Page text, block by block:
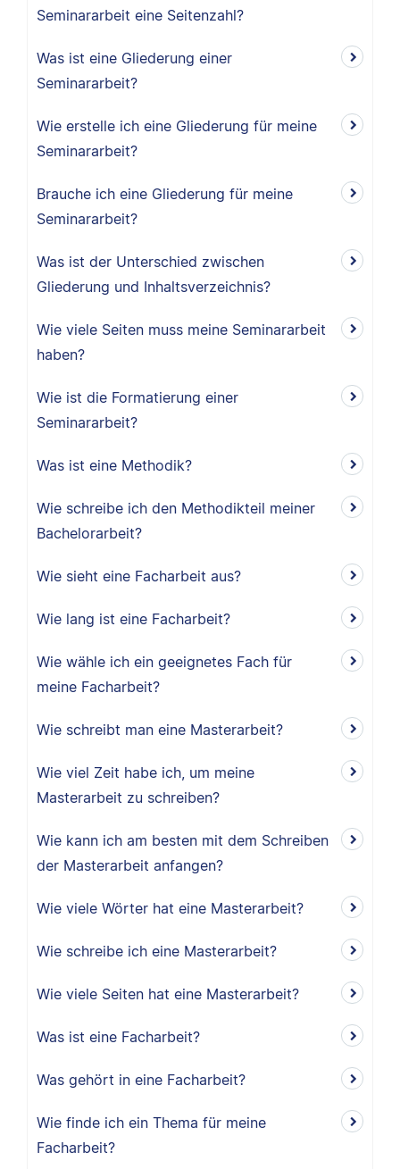
Seminararbeit eine Seitenzahl?
Was ist eine Gliederung einer
Seminararbeit?
Wie erstelle ich eine Gliederung für meine
Seminararbeit?
Brauche ich eine Gliederung für meine
Seminararbeit?
Was ist der Unterschied zwischen
Gliederung und Inhaltsverzeichnis?
Wie viele Seiten muss meine Seminararbeit
haben?
Wie ist die Formatierung einer
Seminararbeit?
Was ist eine Methodik?
Wie schreibe ich den Methodikteil meiner
Bachelorarbeit?
Wie sieht eine Facharbeit aus?
Wie lang ist eine Facharbeit?
Wie wähle ich ein geeignetes Fach für
meine Facharbeit?
Wie schreibt man eine Masterarbeit?
Wie viel Zeit habe ich, um meine
Masterarbeit zu schreiben?
Wie kann ich am besten mit dem Schreiben
der Masterarbeit anfangen?
Wie viele Wörter hat eine Masterarbeit?
Wie schreibe ich eine Masterarbeit?
Wie viele Seiten hat eine Masterarbeit?
Was ist eine Facharbeit?
Was gehört in eine Facharbeit?
Wie finde ich ein Thema für meine
Facharbeit?